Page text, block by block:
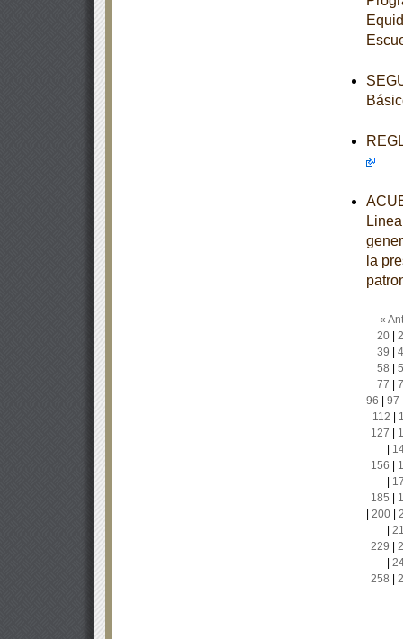
la
«
20|
39
58
77
96
97
112
127
156
185
200|
229
258